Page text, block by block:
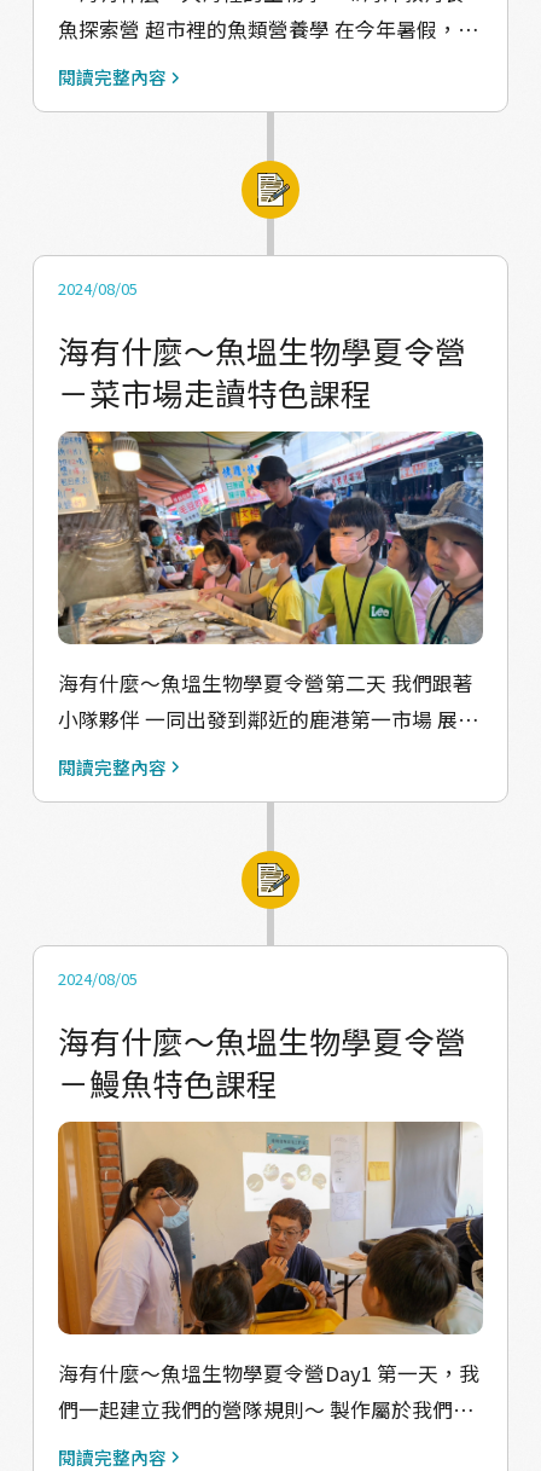
魚探索營 超市裡的魚類營養學 在今年暑假，我
們帶著台中梧棲的孩子們，從超市出發，找出
叔叔阿姨的人情味，以及認識常見食用的魚類
上，所以經歷過的流程及路程。 透過超市、傳
食用的魚類是從哪裡來的～以及三個地方販賣
魚類的差異。 認識頭足類（花枝、小捲） 利用
實體生物觀察以及繪畫。分辨小捲、透抽、花
枝、魷魚，這幾類的頭足類海洋生物的差別。
認識魚類 實體的解剖魚類，來認識每一種魚類
的體內器官，以及觀察魚類的腸子，來分辨魚
類是草食性還是肉食性 很開心可以陪著孩子～
完成這禮拜的營隊課程～ 最開心的莫過於，有
些孩子本來覺得魚類很臭在上完營隊後也敢嘗
試觸摸親近魚了 我們也開始期待下次再帶著孩
子們一起利用玩樂的方式 親近魚親近大海 親近
我們家園的這塊土地 #海洋教育 #兒童營隊 #食
閱讀完整內容
2024/08/05
海有什麼～魚塭生物學夏令營
－菜市場走讀特色課程
海有什麼～魚塭生物學夏令營第二天 我們跟著
小隊夥伴 一同出發到鄰近的鹿港第一市場 展開
我們菜市場的探險記啦～ 看到琳瑯滿目的魚類
購買我們午餐的魚貨 老闆還多送了我們一些魚
理我們買到的魚類 從三清魚貨開始（去鱗、去
新鮮的魚類，簡單的料理 就能夠品嚐到屬於魚
肉的純粹美味～
閱讀完整內容
2024/08/05
海有什麼～魚塭生物學夏令營
－鰻魚特色課程
海有什麼～魚塭生物學夏令營Day1 第一天，我
們一起建立我們的營隊規則～ 製作屬於我們的
小隊旗 也從魚的顏色及紋路 身軀的形狀 鰭的圖
閱讀完整內容